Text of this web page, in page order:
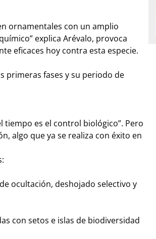
ornamentales con un amplio
explica Arévalo, provoca
eficaces hoy contra esta especie.
primeras fases y su periodo de
tiempo es el control biológico”. Pero
algo que ya se realiza con éxito en
ocultación, deshojado selectivo y
con setos e islas de biodiversidad